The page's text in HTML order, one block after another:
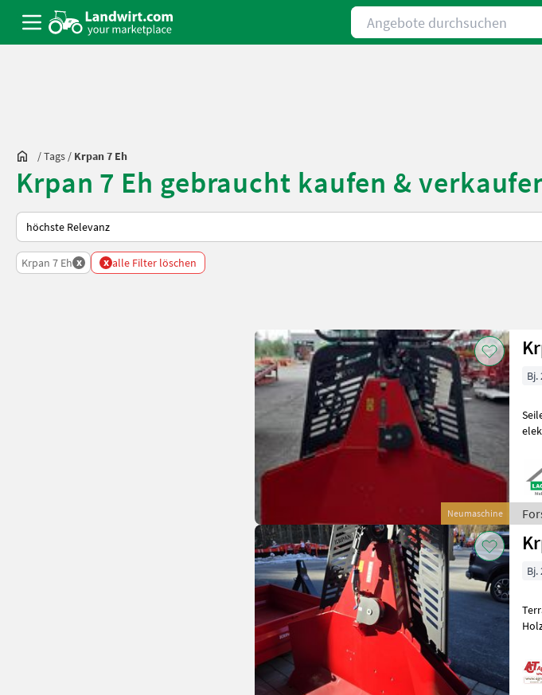
Angebote durchsuchen
/Tags / Krpan 7 Eh
Krpan 7 Eh gebraucht kaufen &
So wird auf Landwirt.com sortiert
Krpan 7 Eh x x alle Filter löschen
Neumaschine
Bj.
Bj.